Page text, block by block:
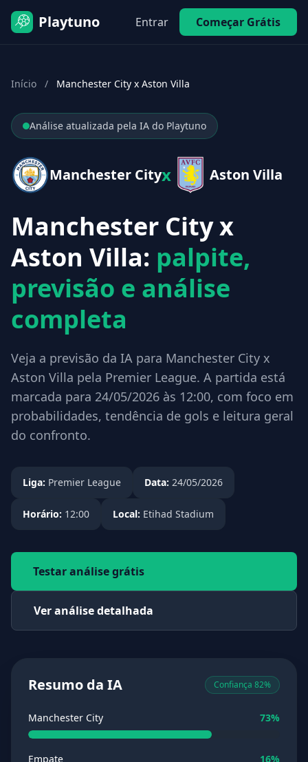
Playtuno Entrar Começar Grátis
Início / Manchester City x Aston Villa
Análise atualizada pela IA do Playtuno
Manchester Cityx Aston Villa
Manchester City x
Aston Villa: palpite,
previsão e análise
completa
Veja a previsão da IA para Manchester City x
Aston Villa pela Premier League. A partida está
marcada para 24/05/2026 às 12:00, com foco em
probabilidades, tendência de gols e leitura geral
do confronto.
Liga: Premier League Data: 24/05/2026
Horário: 12:00 Local: Etihad Stadium
Testar análise grátis
Ver análise detalhada
Resumo da IA Confiança 82%
Manchester City 73%
Empate 16%